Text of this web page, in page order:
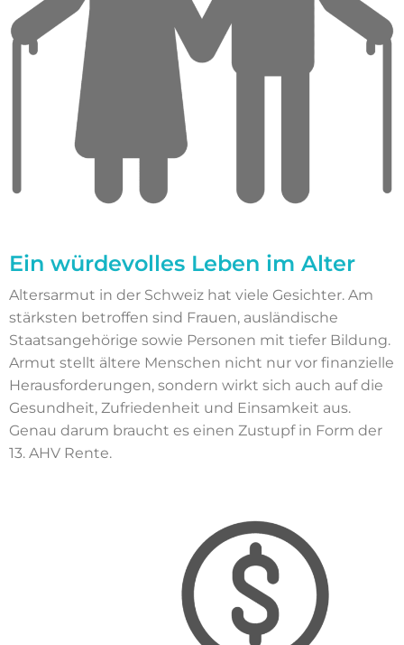
Ein würdevolles Leben im Alter
Altersarmut in der Schweiz hat viele Gesichter. Am
stärksten betroffen sind Frauen, ausländische
Staatsangehörige sowie Personen mit tiefer Bildung.
Armut stellt ältere Menschen nicht nur vor finanzielle
Herausforderungen, sondern wirkt sich auch auf die
Gesundheit, Zufriedenheit und Einsamkeit aus.
Genau darum braucht es einen Zustupf in Form der
13. AHV Rente.